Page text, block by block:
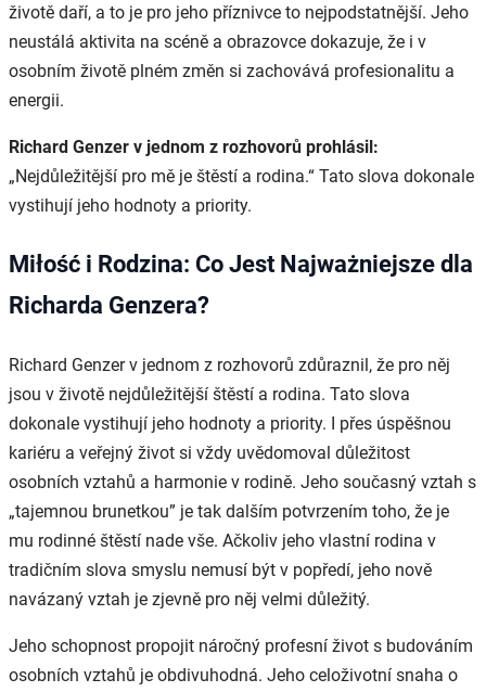
životě daří, a to je pro jeho příznivce to nejpodstatnější. Jeho
neustálá aktivita na scéně a obrazovce dokazuje, že i v
osobním životě plném změn si zachovává profesionalitu a
energii.
Richard Genzer v jednom z rozhovorů prohlásil:
„Nejdůležitější pro mě je štěstí a rodina.“ Tato slova dokonale
vystihují jeho hodnoty a priority.
Miłość i Rodzina: Co Jest Najważniejsze dla
Richarda Genzera?
Richard Genzer v jednom z rozhovorů zdůraznil, že pro něj
jsou v životě nejdůležitější štěstí a rodina. Tato slova
dokonale vystihují jeho hodnoty a priority. I přes úspěšnou
kariéru a veřejný život si vždy uvědomoval důležitost
osobních vztahů a harmonie v rodině. Jeho současný vztah s
„tajemnou brunetkou” je tak dalším potvrzením toho, že je
mu rodinné štěstí nade vše. Ačkoliv jeho vlastní rodina v
tradičním slova smyslu nemusí být v popředí, jeho nově
navázaný vztah je zjevně pro něj velmi důležitý.
Jeho schopnost propojit náročný profesní život s budováním
osobních vztahů je obdivuhodná. Jeho celoživotní snaha o